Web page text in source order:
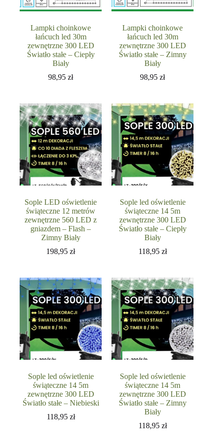
Lampki choinkowe
łańcuch led 30m
zewnętrzne 300 LED
Światło stałe – Ciepły
Biały
98,95zł
Lampki choinkowe
łańcuch led 30m
zewnętrzne 300 LED
Światło stałe – Zimny
Biały
98,95zł
Sople LED oświetlenie
świąteczne 12 metrów
zewnętrzne 560 LED z
gniazdem – Flash –
Zimny Biały
198,95zł
Sople led oświetlenie
świąteczne 14 5m
zewnętrzne 300 LED
Światło stałe – Ciepły
Biały
118,95 zł
Sople led oświetlenie
świąteczne 14 5m
zewnętrzne 300 LED
Światło stałe – Niebieski
118,95 zł
Sople led oświetlenie
świąteczne 14 5m
zewnętrzne 300 LED
Światło stałe – Zimny
Biały
118,95 zł